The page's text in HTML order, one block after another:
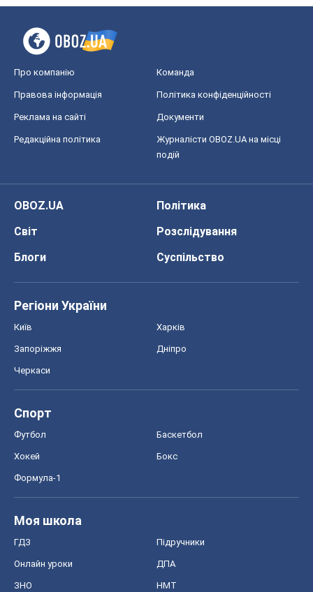
Про компанію Команда
Правова інформація Політика конфіденційності
Реклама на сайті Документи
Редакційна політика
Журналісти OBOZ.UA на місці
подій
OBOZ.UA
Політика
Світ
Розслідування
Блоги
Суспільство
Регіони України
Київ Харків
Запоріжжя Дніпро
Черкаси
Спорт
Футбол Баскетбол
Хокей Бокс
Формула-1
Моя школа
ГДЗ Підручники
Онлайн уроки ДПА
ЗНО НМТ